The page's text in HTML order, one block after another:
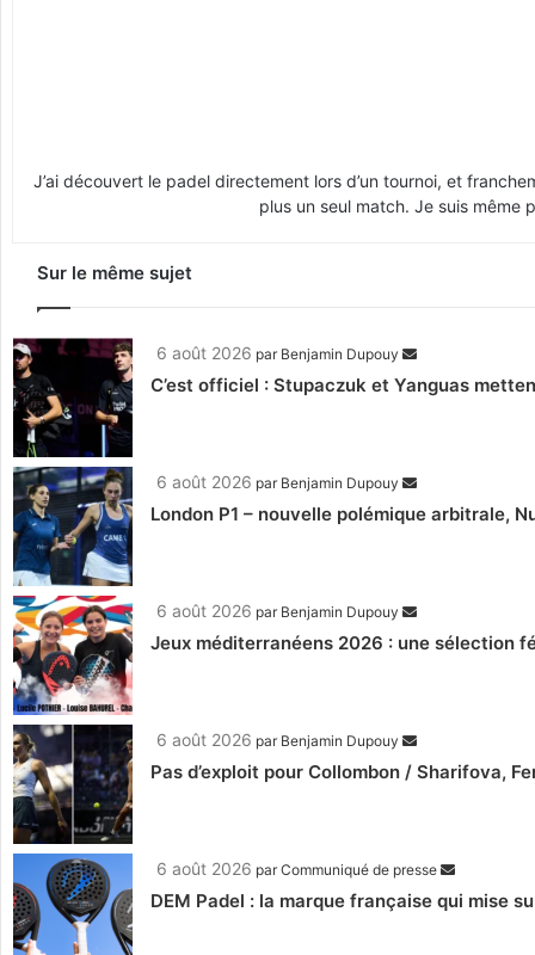
J’ai découvert le padel directement lors d’un tournoi, et
plus un seul match. Je suis même
Sur le même sujet
6 août 2026 par Benjamin Dupouy
C’est officiel : Stupaczuk et Yanguas
6 août 2026 par Benjamin Dupouy
London P1 – nouvelle polémique arbitrale,
6 août 2026 par Benjamin Dupouy
Jeux méditerranéens 2026 : une sélection
6 août 2026 par Benjamin Dupouy
Pas d’exploit pour Collombon / Sharifova,
6 août 2026 parCommuniqué de presse
DEM Padel : la marque française qui mise